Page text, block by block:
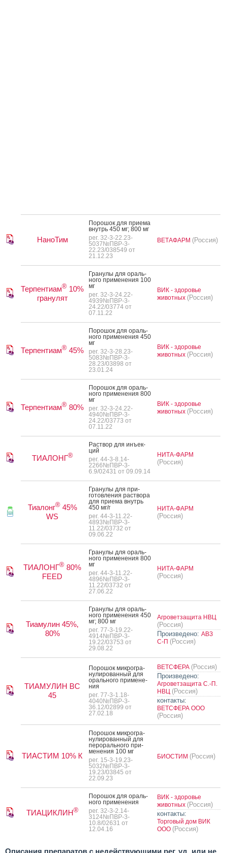
НаноТим
По­рошок для при­ема
внутрь 450 мг; 800 мг
рег. 32-3-22.23-
5037№ПВР-3-
22.23/038549 от
21.12.23
ВЕТАФАРМ (Россия)
Терпентиам® 10%
гранулят
Гра­нулы для ораль­
но­го при­мене­ния 100
мг
рег. 32-3-24.22-
4939№ПВР-3-
24.22/03774 от
07.11.22
ВИК - здоровье
животных (Россия)
Терпентиам® 45%
По­рошок для ораль­
но­го при­мене­ния 450
мг
рег. 32-3-28.23-
5083№ПВР-3-
28.23/03898 от
23.01.24
ВИК - здоровье
животных (Россия)
Терпентиам® 80%
По­рошок для ораль­
но­го при­мене­ния 800
мг
рег. 32-3-24.22-
4940№ПВР-3-
24.22/03773 от
07.11.22
ВИК - здоровье
животных (Россия)
ТИАЛОНГ®
Рас­твор для инъ­ек­
ций
рег. 44-3-8.14-
2266№ПВР-3-
6.9/02431 от 09.09.14
НИТА-ФАРМ
(Россия)
Тиалонг®45%
WS
Гра­нулы для при­
готов­ле­ния рас­тво­ра
для при­ема внутрь
450 мг/г
рег. 44-3-11.22-
4893№ПВР-3-
11.22/03732 от
09.06.22
НИТА-ФАРМ
(Россия)
ТИАЛОНГ® 80%
FEED
Гра­нулы для ораль­
но­го при­мене­ния 800
мг
рег. 44-3-11.22-
4896№ПВР-3-
11.22/03732 от
27.06.22
НИТА-ФАРМ
(Россия)
Тиамулин 45%,
80%
Гра­нулы для ораль­
но­го при­мене­ния 450
мг; 800 мг
рег. 77-3-19.22-
4914№ПВР-3-
19.22/03753 от
29.08.22
Агроветзащита НВЦ
(Россия)
Произведено: АВЗ
С-П (Россия)
ТИАМУЛИН ВС
45
По­рошок мик­рогра­
нули­рован­ный для
ораль­но­го при­мене­
ния
рег. 77-3-1.18-
4040№ПВР-3-
36.12/02899 от
27.02.18
ВЕТСФЕРА (Россия)
Произведено:
Агроветзащита С.-П.
НВЦ (Россия)
контакты:
ВЕТСФЕРА ООО
(Россия)
ТИАСТИМ 10% К
По­рошок мик­рогра­
нули­рован­ный для
пе­рораль­но­го при­
мене­ния 100 мг
рег. 15-3-19.23-
5032№ПВР-3-
19.23/03845 от
22.09.23
БИОСТИМ (Россия)
ТИАЦИКЛИН®
По­рошок для ораль­
но­го при­мене­ния
рег. 32-3-2.14-
3124№ПВР-3-
10.8/02631 от
12.04.16
ВИК - здоровье
животных (Россия)
контакты:
Торговый дом ВИК
ООО (Россия)
Описания препаратов с недействующими рег. уд. или не